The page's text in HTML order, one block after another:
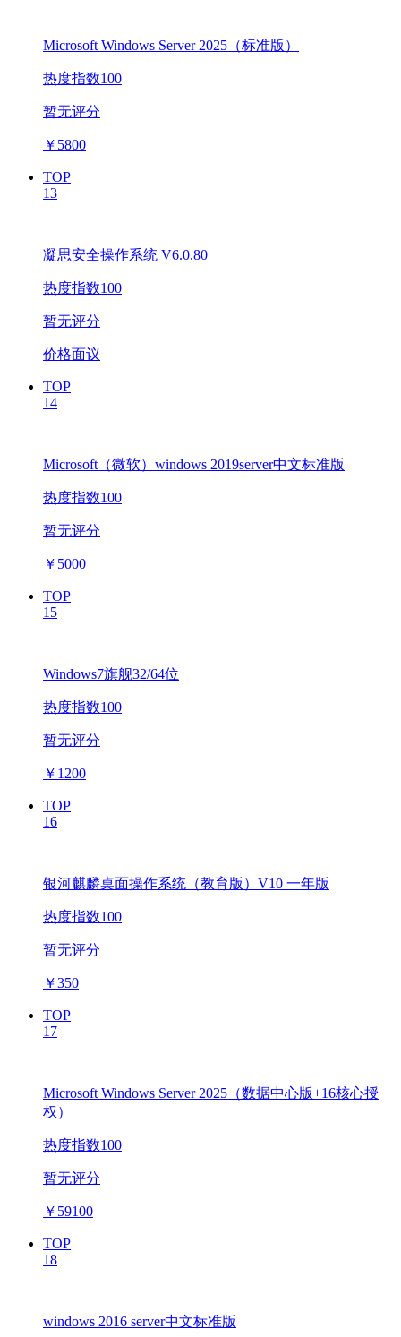
Microsoft Windows Server 2025（标准版）
热度指数100
暂无评分
￥ 5800
TOP
13
凝思安全操作系统 V6.0.80
热度指数100
暂无评分
价格面议
TOP
14
Microsoft（微软）windows 2019server中文标准版
热度指数100
暂无评分
￥ 5000
TOP
15
Windows7旗舰32/64位
热度指数100
暂无评分
￥ 1200
TOP
16
银河麒麟桌面操作系统（教育版）V10 一年版
热度指数100
暂无评分
￥350
TOP
17
Microsoft Windows Server 2025（数据中心版+16核心授
权）
热度指数100
暂无评分
￥ 59100
TOP
18
windows 2016 server中文标准版